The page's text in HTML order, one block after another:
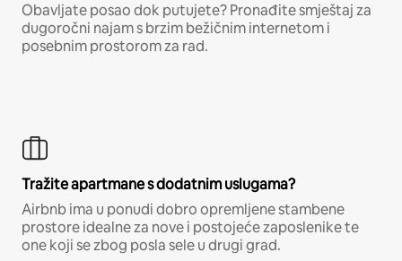
Obavljate posao dok putujete? Pronađite smještaj za
dugoročni najam s brzim bežičnim internetom i
posebnim prostorom za rad.
Tražite apartmane s dodatnim uslugama?
Airbnb ima u ponudi dobro opremljene stambene
prostore idealne za nove i postojeće zaposlenike te
one koji se zbog posla sele u drugi grad.